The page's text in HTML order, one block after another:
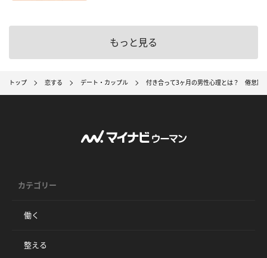
もっと見る
トップ 恋する デート・カップル 付き合って3ヶ月の男性心理とは？ 倦怠期
カテゴリー
働く
整える